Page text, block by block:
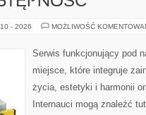
- 2026 MOŻLIWOŚĆ
Serwis funkcjonujący pod
miejsce, które integruje
życia, estetyki i harmonii
Internauci mogą znaleźć